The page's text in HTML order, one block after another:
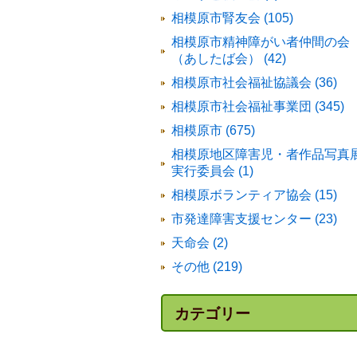
相模原市腎友会 (105)
相模原市精神障がい者仲間の会
（あしたば会） (42)
相模原市社会福祉協議会 (36)
相模原市社会福祉事業団 (345)
相模原市 (675)
相模原地区障害児・者作品写真
実行委員会 (1)
相模原ボランティア協会 (15)
市発達障害支援センター (23)
天命会 (2)
その他 (219)
カテゴリー